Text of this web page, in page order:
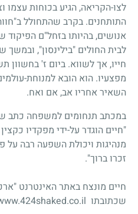
לצו-הקריאה, הגיע בכוחות עצמו
התותחנים. בקרב שהתחולל
אנושים, בהיותו בזחל"ם
לבית החולים "בילינסון",
חייו, אך לשווא. ביום ז' בחשוון
מפצעיו. הוא הובא למנוחת-
השאיר אחריו אב, אם ואח.
במכתב תנחומים למשפחה כתב
"חיים הוגדר על-ידי מפקדיו
מנהיגות ויכולת השפעה רבה על
זכרו ברוך".
חיים מונצח באתר האינטרנט
שכתובתו